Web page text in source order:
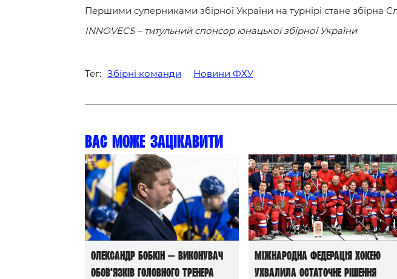
Першими суперниками збірної України на турнірі стане збірна
INNOVECS – титульний спонсор юнацької збірної України
Тег: Збірні команди Новини ФХУ
Вас може зацікавити
Олександр Бобкін — виконувач
обов’язків головного тренера
Міжнародна федерація хокею
ухвалила остаточне рішення